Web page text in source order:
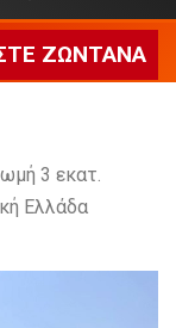
ΖΩΝΤΑΝΆ
3 εκατ.
Ελλάδα